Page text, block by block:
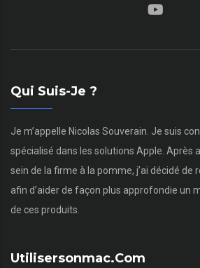
Qui Suis-Je ?
Je m’appelle Nicolas Souverain. Je suis
spécialisé dans les solutions Apple. Après
sein de la firme à la pomme, j’ai décidé de
afin d’aider de façon plus approfondie un
de ces produits.
Utilisersonmac.com